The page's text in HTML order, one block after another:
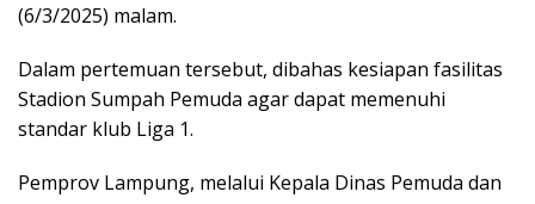
(6/3/2025) malam.
Dalam pertemuan tersebut, dibahas kesiapan fasilitas
Stadion Sumpah Pemuda agar dapat memenuhi
standar klub Liga 1.
Pemprov Lampung, melalui Kepala Dinas Pemuda dan